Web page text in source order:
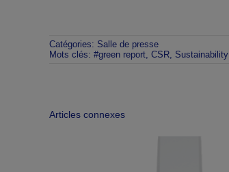
Catégories: Salle de presse
Mots clés: #green report, CSR, Sustainability
Articles connexes